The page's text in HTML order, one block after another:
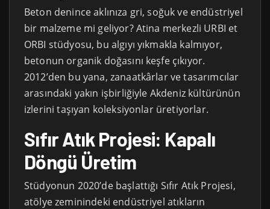
Beton denince aklınıza gri, soğuk ve endüstriyel
bir malzeme mi geliyor? Atina merkezli URBI et
ORBI stüdyosu, bu algıyı yıkmakla kalmıyor,
betonun organik doğasını keşfe çıkıyor.
2012’den bu yana, zanaatkârlar ve tasarımcılar
arasındaki yakın işbirliğiyle Akdeniz kültürünün
izlerini taşıyan koleksiyonlar üretiyorlar.
Sıfır Atık Projesi: Kapalı
Döngü Üretim
Stüdyonun 2020’de başlattığı Sıfır Atık Projesi,
atölye zeminindeki endüstriyel atıkların